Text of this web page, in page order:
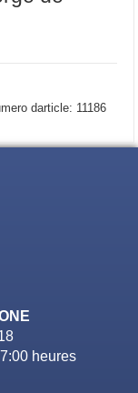
darticle: 11186
heures